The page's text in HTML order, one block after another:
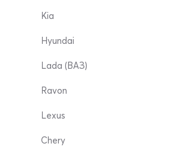
Kia
Hyundai
Lada (ВАЗ)
Ravon
Lexus
Chery